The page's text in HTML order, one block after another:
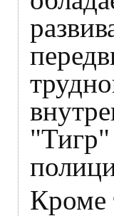
"Тигр"
Кроме